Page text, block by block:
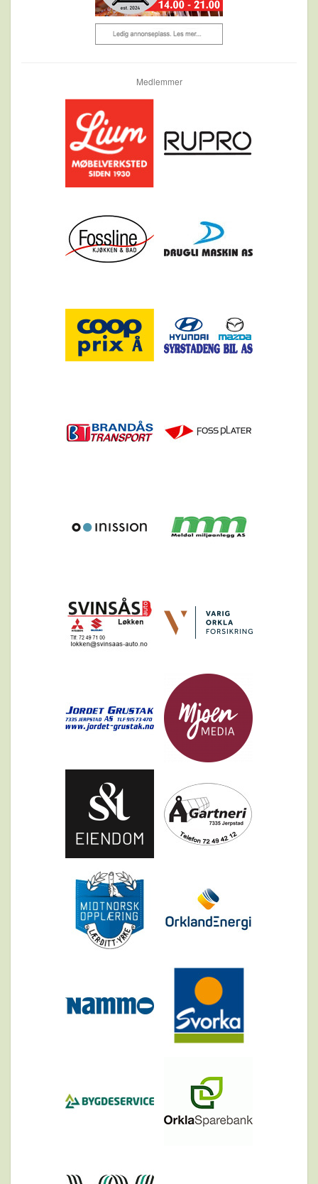
Medlemmer